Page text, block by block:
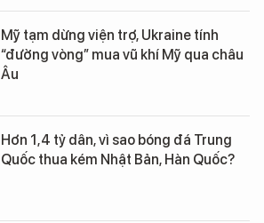
Mỹ tạm dừng viện trợ, Ukraine tính
“đường vòng” mua vũ khí Mỹ qua châu
Âu
Hơn 1,4 tỷ dân, vì sao bóng đá Trung
Quốc thua kém Nhật Bản, Hàn Quốc?